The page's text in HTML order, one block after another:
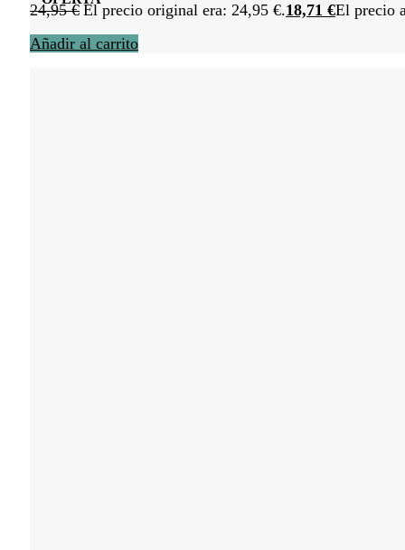
24,95€ El precio original era: 24,95 €.18,71 €El precio
Añadir al carrito